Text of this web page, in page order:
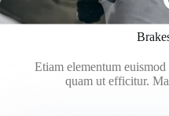
Etiam elementum
quam ut efficitur.